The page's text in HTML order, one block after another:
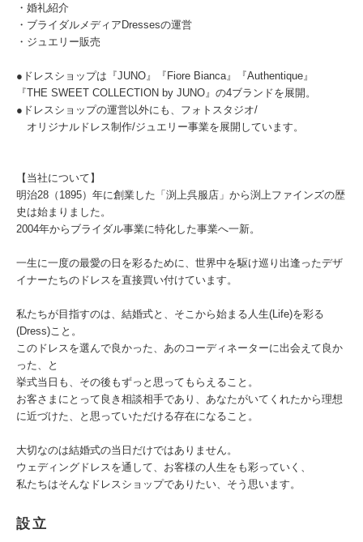
・婚礼紹介
・ブライダルメディアDressesの運営
・ジュエリー販売
●ドレスショップは『JUNO』『Fiore Bianca』『Authentique』
『THE SWEET COLLECTION by JUNO』の4ブランドを展開。
●ドレスショップの運営以外にも、フォトスタジオ/
オリジナルドレス制作/ジュエリー事業を展開しています。
【当社について】
明治28（1895）年に創業した「渕上呉服店」から渕上ファインズの歴
史は始まりました。
2004年からブライダル事業に特化した事業へ一新。
一生に一度の最愛の日を彩るために、世界中を駆け巡り出逢ったデザ
イナーたちのドレスを直接買い付けています。
私たちが目指すのは、結婚式と、そこから始まる人生(Life)を彩る
(Dress)こと。
このドレスを選んで良かった、あのコーディネーターに出会えて良か
った、と
挙式当日も、その後もずっと思ってもらえること。
お客さまにとって良き相談相手であり、あなたがいてくれたから理想
に近づけた、と思っていただける存在になること。
大切なのは結婚式の当日だけではありません。
ウェディングドレスを通して、お客様の人生をも彩っていく、
私たちはそんなドレスショップでありたい、そう思います。
設立